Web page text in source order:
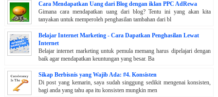
Cara Mendapatkan Uang dari Blog dengan iklan PPC AdRewa
Gimana cara mendapatkan uang dari blog? Tentu ini yang akan kita
tanyakan untuk memperoleh penghasilan tambahan dari bl
Belajar Internet Marketing - Cara Dapatkan Penghasilan Lewat
Internet
Belajar internet marketing untuk pemula memang harus dipelajari dengan
baik agar mendapatkan keuntungan yang besar. Ba
Sikap Berbisnis yang Wajib Ada: #4. Konsisten
Di post yang kemarin, saya sudah singgung sedikit mengenai konsisten,
bagi anda yang tahu apa itu konsisten mungkin men